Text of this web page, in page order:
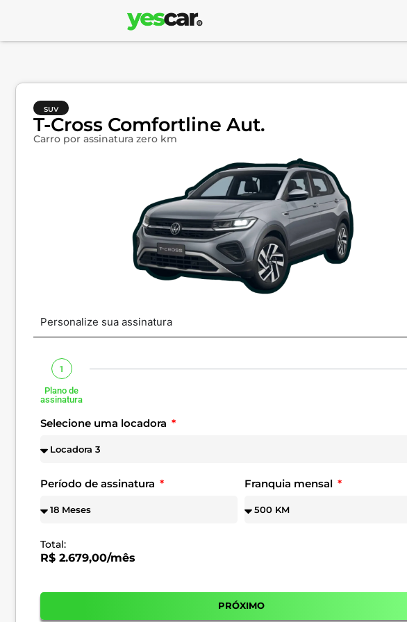
SUV
T-Cross Comfortline Aut.
Carro por assinatura zero km
Personalize sua assinatura
1
Plano de
assinatura
Selecione uma locadora
Período de assinatura Franquia mensal
Total:
R$ 2.679,00/mês
PRÓXIMO